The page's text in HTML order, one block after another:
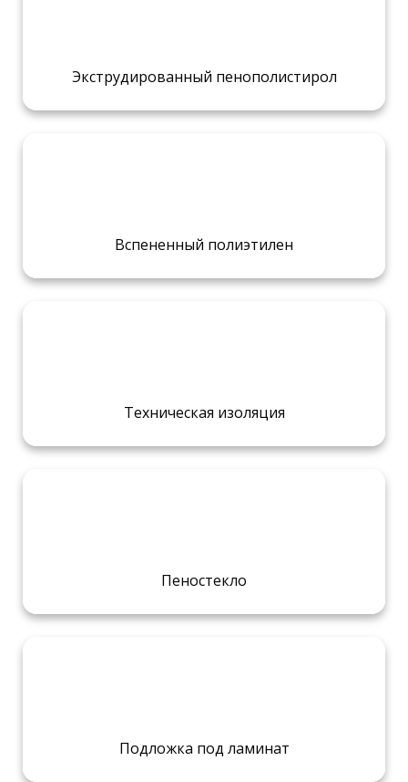
Экструдированный пенополистирол
Вспененный полиэтилен
Техническая изоляция
Пеностекло
Подложка под ламинат